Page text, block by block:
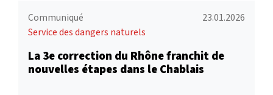
Communiqué
23.01.2026
Service des dangers naturels
La 3e correction du Rhône franchit de
nouvelles étapes dans le Chablais